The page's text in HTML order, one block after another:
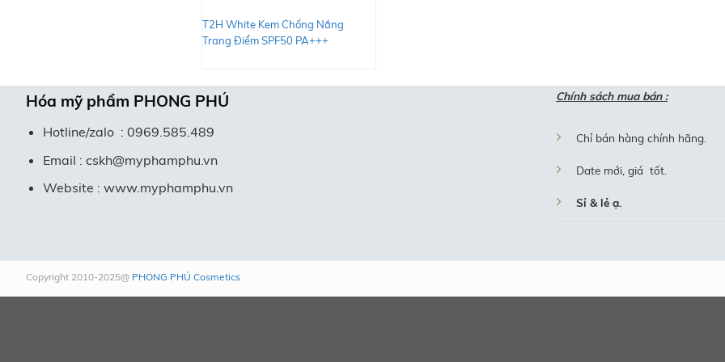
T2H White Kem Chống Nắng
Trang Điểm SPF50 PA+++
Hóa mỹ phẩm PHONG PHÚ
Hotline/zalo : 0969.585.489
Email : cskh@myphamphu.vn
Website : www.myphamphu.vn
Chính sách mua bán :
Chỉ bán hàng chính hãng.
Date mới, giá tốt.
Sỉ & lẻ ạ.
Copyright 2010-2025@ PHONG PHÚ Cosmetics